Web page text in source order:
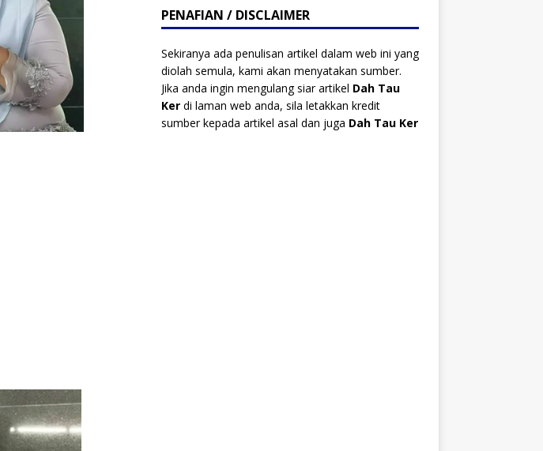
PENAFIAN / DISCLAIMER
Sekiranya ada penulisan artikel dalam web ini yang
diolah semula, kami akan menyatakan sumber.
Jika anda ingin mengulang siar artikel Dah Tau
Kerdi laman web anda, sila letakkan kredit
sumber kepada artikel asal dan juga Dah Tau Ker